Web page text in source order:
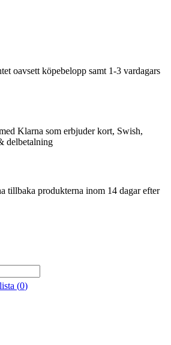
oavsett köpebelopp samt 1-3 vardagars
Klarna som erbjuder kort, Swish,
delbetalning
tillbaka produkterna inom 14 dagar efter
(0)